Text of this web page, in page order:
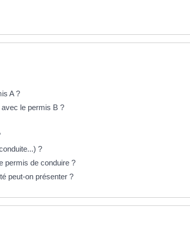
A ?
le permis B ?
?
permis de conduire ?
peut-on présenter ?